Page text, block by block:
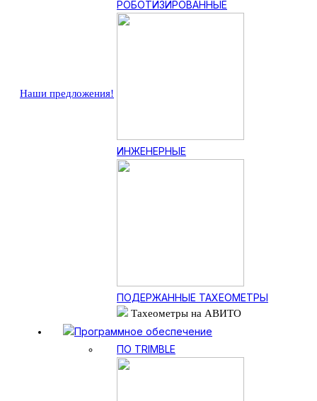
Наши предложения!
РОБОТИЗИРОВАННЫЕ
ИНЖЕНЕРНЫЕ
ПОДЕРЖАННЫЕ ТАХЕОМЕТРЫ
Тахеометры на АВИТО
Программное обеспечение
ПО TRIMBLE